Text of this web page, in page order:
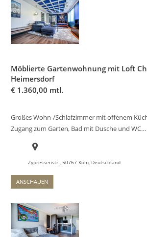
Möblierte Gartenwohnung mit Loft
Heimersdorf
€ 1.360,00 mtl.
Großes Wohn-/Schlafzimmer mit offenem
Zugang zum Garten, Bad mit Dusche und WC…
Zypressenstr., 50767 Köln, Deutschland
ANSCHAUEN